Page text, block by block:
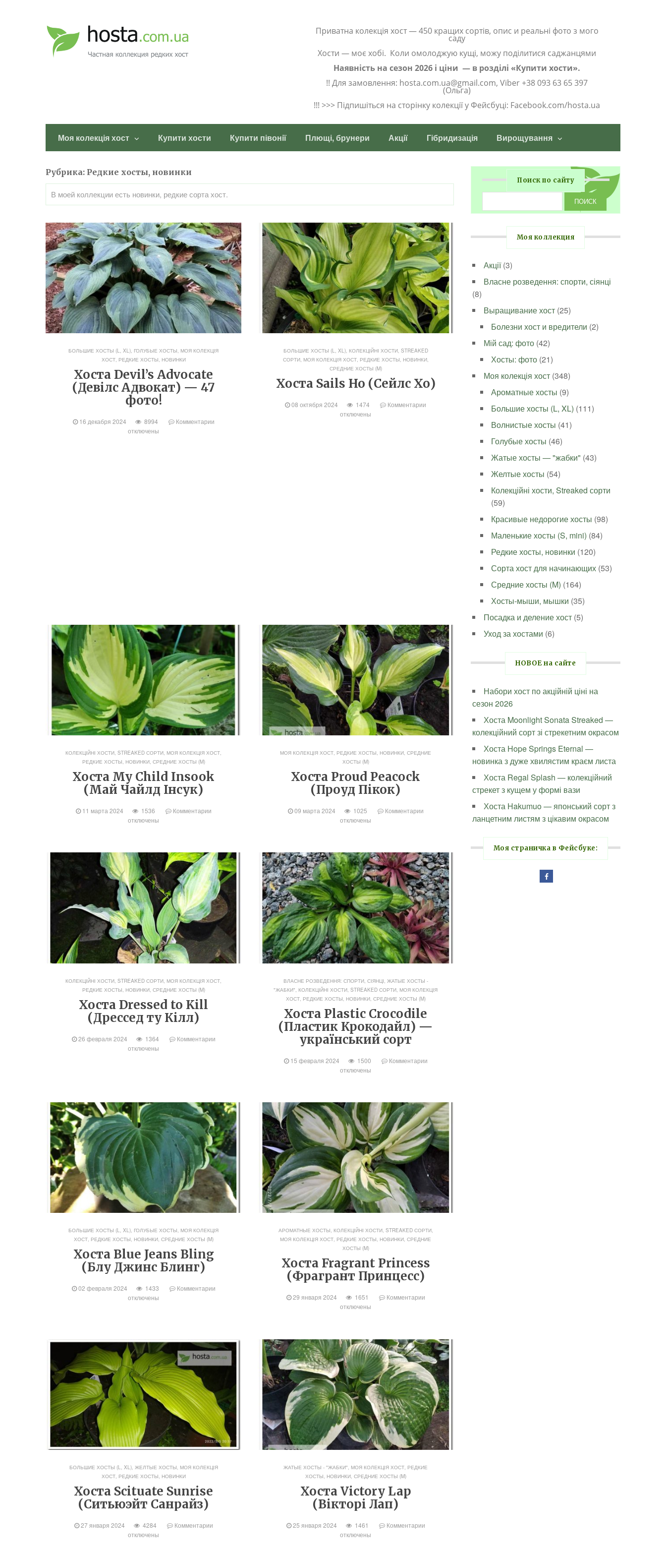
Приватна колекція хост — 450 кращих сортів, опис и реальні фото з мого
саду
Хости — моє хобі. Коли омолоджую кущі, можу поділитися саджанцями
Наявність на сезон 2026 і ціни — в розділі «Купити хости».
!! Для замовлення: hosta.com.ua@gmail.com, Viber +38 093 63 65 397
(Ольга)
!!! >>> Підпишіться на сторінку колекції у Фейсбуці: Facebook.com/hosta.ua
Моя колекція хост Купити хости Купити півонії Плющі, брунери Акції Гібридизація Вирощування
Рубрика: Редкие хосты, новинки
В моей коллекции есть новинки, редкие сорта хост.
БОЛЬШИЕ ХОСТЫ (L, XL), ГОЛУБЫЕ ХОСТЫ, МОЯ КОЛЕКЦІЯ
ХОСТ, РЕДКИЕ ХОСТЫ, НОВИНКИ
Хоста Devil’s Advocate
(Девілс Адвокат) — 47
фото!
16 декабря 2024 8994
Комментарии
отключены
БОЛЬШИЕ ХОСТЫ (L, XL), КОЛЕКЦІЙНІ ХОСТИ, STREAKED
СОРТИ, МОЯ КОЛЕКЦІЯ ХОСТ, РЕДКИЕ ХОСТЫ, НОВИНКИ,
СРЕДНИЕ ХОСТЫ (M)
Хоста Sails Ho (Сейлс Хо)
08 октября 2024 1474
Комментарии
отключены
КОЛЕКЦІЙНІ ХОСТИ, STREAKED СОРТИ, МОЯ КОЛЕКЦІЯ ХОСТ,
РЕДКИЕ ХОСТЫ, НОВИНКИ, СРЕДНИЕ ХОСТЫ (M)
Хоста My Child Insook
(Май Чайлд Інсук)
11 марта 2024 1536
Комментарии
отключены
МОЯ КОЛЕКЦІЯ ХОСТ, РЕДКИЕ ХОСТЫ, НОВИНКИ,СРЕДНИЕ
ХОСТЫ (M)
Хоста Proud Peacock
(Проуд Пікок)
09 марта 2024 1025
Комментарии
отключены
КОЛЕКЦІЙНІ ХОСТИ, STREAKED СОРТИ МОЯ КОЛЕКЦІЯ ХОСТ
РЕДКИЕ ХОСТЫ, НОВИНКИ, СРЕДНИЕ ХОСТЫ (M)
Хоста Dressed to Kill
(Дрессед ту Кілл)
26 февраля 2024 1364
Комментарии
отключены
ВЛАСНЕ РОЗВЕДЕННЯ: СПОРТИ, СІЯНЦІ ЖАТЫЕ ХОСТЫ -
"ЖАБКИ" КОЛЕКЦІЙНІ ХОСТИ, STREAKED СОРТИ МОЯ КОЛЕКЦІЯ
ХОСТ, РЕДКИЕ ХОСТЫ, НОВИНКИ, СРЕДНИЕ ХОСТЫ (M)
Хоста Plastic Crocodile
(Пластик Крокодайл) —
український сорт
15 февраля 2024 1500
Комментарии
отключены
БОЛЬШИЕ ХОСТЫ (L, XL), ГОЛУБЫЕ ХОСТЫ, МОЯ КОЛЕКЦІЯ
ХОСТ, РЕДКИЕ ХОСТЫ, НОВИНКИ, СРЕДНИЕ ХОСТЫ (M)
Хоста Blue Jeans Bling
(Блу Джинс Блинг)
02 февраля 2024 1433
Комментарии
отключены
АРОМАТНЫЕ ХОСТЫ, КОЛЕКЦІЙНІ ХОСТИ, STREAKED СОРТИ,
МОЯ КОЛЕКЦІЯ ХОСТ, РЕДКИЕ ХОСТЫ, НОВИНКИ,СРЕДНИЕ
ХОСТЫ (M)
Хоста Fragrant Princess
(Фрагрант Принцесс)
29 января 2024 1651
Комментарии
отключены
БОЛЬШИЕ ХОСТЫ (L, XL), ЖЕЛТЫЕ ХОСТЫ, МОЯ КОЛЕКЦІЯ
ХОСТ, РЕДКИЕ ХОСТЫ, НОВИНКИ
Хоста Scituate Sunrise
(Ситьюэйт Санрайз)
27 января 2024 4284
Комментарии
отключены
ЖАТЫЕ ХОСТЫ - "ЖАБКИ", МОЯ КОЛЕКЦІЯ ХОСТ, РЕДКИЕ
ХОСТЫ, НОВИНКИ, СРЕДНИЕ ХОСТЫ (M)
Хоста Victory Lap
(Вікторі Лап)
25 января 2024 1461
Комментарии
отключены
Поиск по сайту
Моя коллекция
Акції(3)
Власне розведення: спорти, сіянці
(8)
Выращивание хост (25)
Болезни хост и вредители (2)
Мій сад: фото (42)
Хосты: фото (21)
Моя колекція хост (348)
Ароматные хосты (9)
Большие хосты (L, XL) (111)
Волнистые хосты (41)
Голубые хосты (46)
Жатые хосты — "жабки" (43)
Желтые хосты (54)
Колекційні хости, Streaked сорти
(59)
Красивые недорогие хосты (98)
Маленькие хосты (S, mini) (84)
Редкие хосты, новинки (120)
Сорта хост для начинающих (53)
Средние хосты (M) (164)
Хосты-мыши, мышки (35)
Посадка и деление хост (5)
Уход за хостами (6)
НОВОЕ на сайте
Набори хост по акційній ціні на
сезон 2026
Хоста Moonlight Sonata Streaked —
колекційний сорт зі стрекетним окрасом
Хоста Hope Springs Eternal —
новинка з дуже хвилястим краєм листа
Хоста Regal Splash — колекційний
стрекет з кущем у формі вази
Хоста Hakumuo — японський сорт з
ланцетним листям з цікавим окрасом
Моя страничка в Фейсбуке: